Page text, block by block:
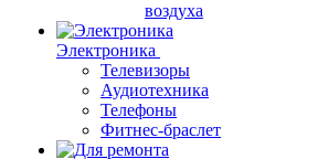
воздуха
Электроника
Телевизоры
Аудиотехника
Телефоны
Фитнес-браслет